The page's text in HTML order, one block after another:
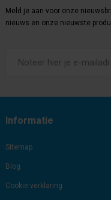
Meld je aan voor onze
nieuws en onze nieuwste
Informatie
Sitemap
Blog
Cookie verklaring